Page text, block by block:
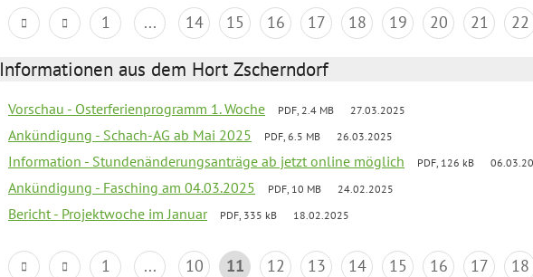
1 ... 14 15 16 17 18 19 20 21 22
Informationen aus dem Hort Zscherndorf
Vorschau - Osterferienprogramm 1. Woche PDF, 2.4 MB 27.03.2025
Ankündigung - Schach-AG ab Mai 2025 PDF, 6.5 MB 26.03.2025
Information - Stundenänderungsanträge ab jetzt online möglich PDF, 126 kB
Ankündigung - Fasching am 04.03.2025 PDF, 10 MB 24.02.2025
Bericht - Projektwoche im Januar PDF, 335 kB 18.02.2025
1 ... 10 11 12 13 14 15 16 17 18